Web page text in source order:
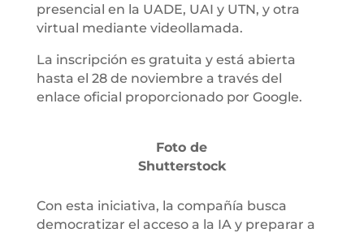
presencial en la UADE, UAI y UTN, y otra
virtual mediante videollamada.
La inscripción es gratuita y está abierta
hasta el 28 de noviembre a través del
enlace oficial proporcionado por Google.
Foto de
Shutterstock
Con esta iniciativa, la compañía busca
democratizar el acceso a la IA y preparar a